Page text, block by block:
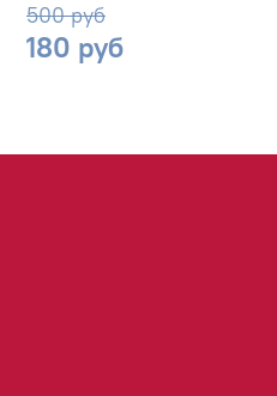
500 руб
180 руб